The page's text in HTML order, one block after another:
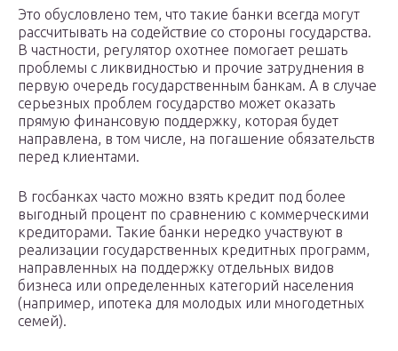
Это обусловлено тем, что такие банки всегда могут
рассчитывать на содействие со стороны государства.
В частности, регулятор охотнее помогает решать
проблемы с ликвидностью и прочие затруднения в
первую очередь государственным банкам. А в случае
серьезных проблем государство может оказать
прямую финансовую поддержку, которая будет
направлена, в том числе, на погашение обязательств
перед клиентами.
В госбанках часто можно взять кредит под более
выгодный процент по сравнению с коммерческими
кредиторами. Такие банки нередко участвуют в
реализации государственных кредитных программ,
направленных на поддержку отдельных видов
бизнеса или определенных категорий населения
(например, ипотека для молодых или многодетных
семей).